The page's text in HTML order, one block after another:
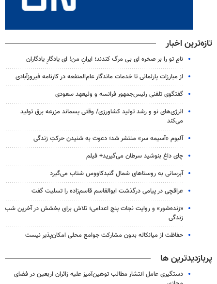
تازه‌ترین اخبار
نامِ تو را بر صخره ای بی مرگ کندند؛ ایرانِ من! ای یادگارِ یادگاران
از مبارزات پارلمانی تا خدمات ماندگار عام‌المنفعه در کارنامه فیروزآبادی
گفتگوی تلفنی رئیس‌جمهور فرانسه و ولیعهد سعودی
انرژی‌های نو و رشد تولید کشاورزی/ وقتی پسماند مزرعه‌ برق تولید
می‌کند
آلبوم «آسیمه سر» منتشر شد؛ دعوت به شنیدن حرکتِ زندگی
چای داغ بنوشید سرطان می‌گیرید+ فیلم
آبرسانی به روستاهای شمال گنبدکاووس شتاب می‌گیرد
عراقچی در پیامی درگذشت ابوالقاسم قاسم‌زاده را تسلیت گفت
«زنده‌شور» و روایت نجات پنج اعدامی؛ تلاش برای بخشش در آخرین شب
زندگی
حفاظت از میانکاله بدون مشارکت جوامع محلی امکان‌پذیر نیست
پربازدیدترین ها
دستگیری عامل انتشار مطالب توهین‌آمیز علیه زائران اربعین در فضای